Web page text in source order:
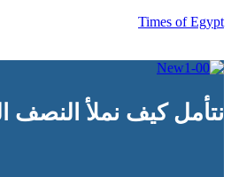
Times of Egypt
نتأمل كيف نملأ النصف